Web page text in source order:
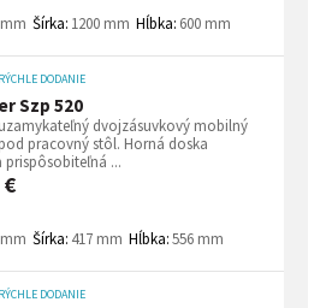
Šírka: 1200 mm Hĺbka: 600 mm
RÝCHLE DODANIE
Szp 520
dvojzásuvkový mobilný
pracovný stôl. Horná doska
prispôsobiteľná ...
Šírka: 417 mm Hĺbka:556 mm
RÝCHLE DODANIE